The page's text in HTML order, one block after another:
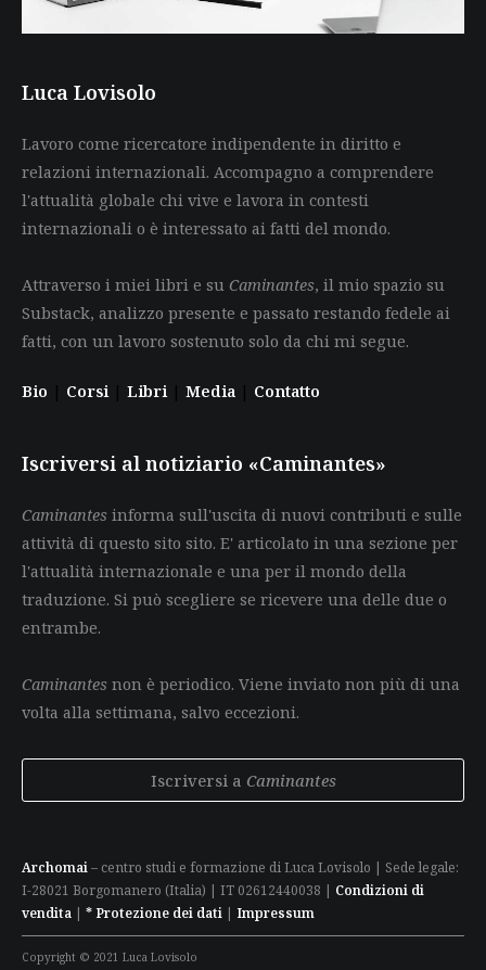
Luca Lovisolo
Lavoro come ricercatore indipendente in diritto e
relazioni internazionali. Accompagno a comprendere
l'attualità globale chi vive e lavora in contesti
internazionali o è interessato ai fatti del mondo.
Attraverso i miei libri e su Caminantes, il mio spazio su
Substack, analizzo presente e passato restando fedele ai
fatti, con un lavoro sostenuto solo da chi mi segue.
Bio | Corsi | Libri | Media | Contatto
Iscriversi al notiziario «Caminantes»
Caminantes informa sull'uscita di nuovi contributi e sulle
attività di questo sito sito. E' articolato in una sezione per
l'attualità internazionale e una per il mondo della
traduzione. Si può scegliere se ricevere una delle due o
entrambe.
Caminantes non è periodico. Viene inviato non più di una
volta alla settimana, salvo eccezioni.
Iscriversi a Caminantes
Archomai– centro studi e formazione di Luca Lovisolo | Sede legale:
I-28021 Borgomanero (Italia) | IT 02612440038 | Condizioni di
vendita | * Protezione dei dati | Impressum
Copyright © 2021 Luca Lovisolo